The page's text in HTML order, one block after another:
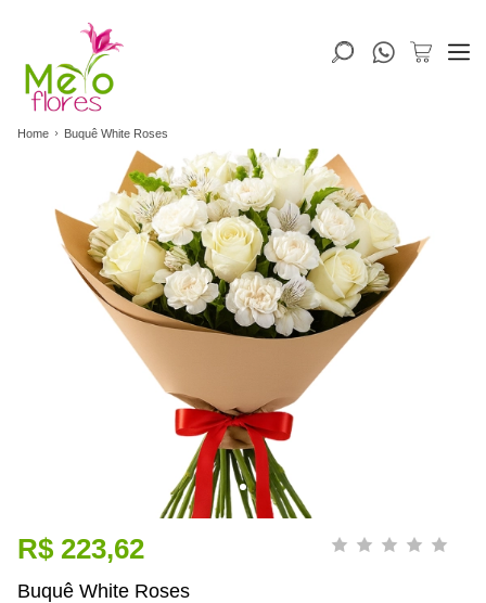
Home Buquê White Roses
R$ 223,62
Buquê White Roses